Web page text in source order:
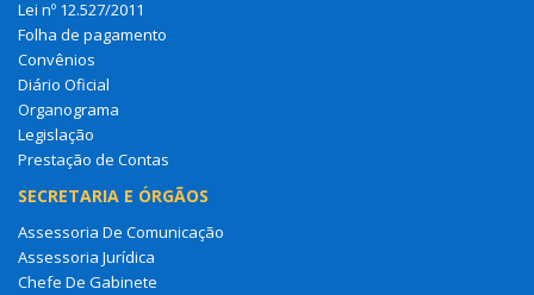
Lei nº 12.527/2011
Folha de pagamento
Convênios
Diário Oficial
Organograma
Legislação
Prestação de Contas
SECRETARIA E ÓRGÃOS
Assessoria De Comunicação
Assessoria Jurídica
Chefe De Gabinete